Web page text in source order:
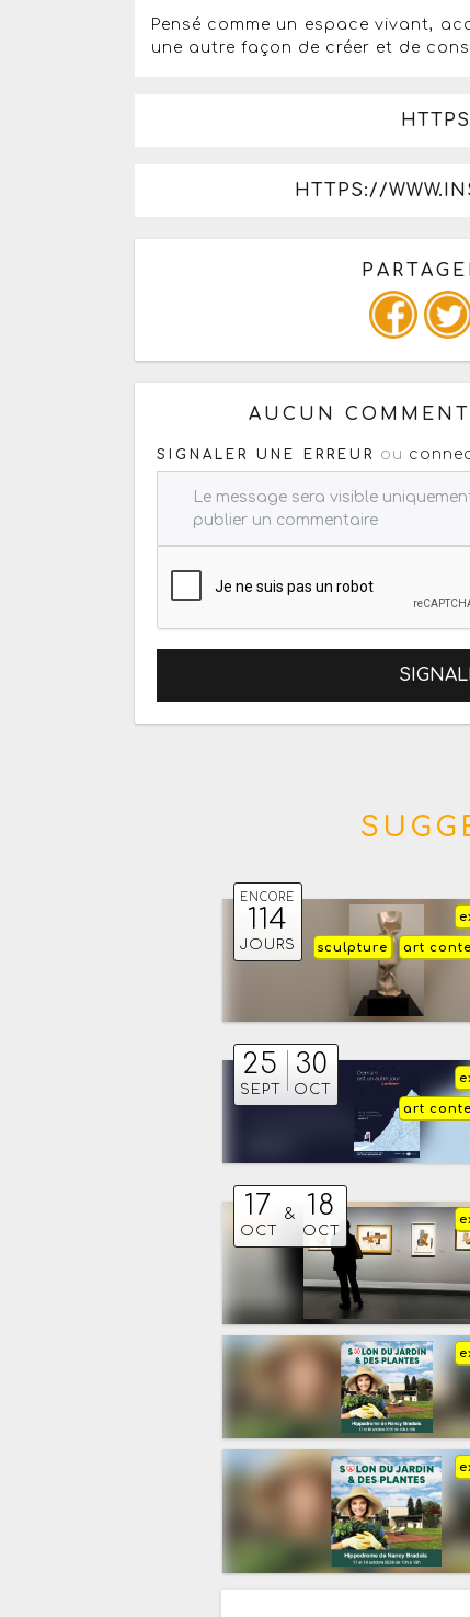
Pensé comme un espace vivant,
une autre façon de créer et de
HTTPS://
Copiez les infos ci-
AUCUN
SIGNALER UNE ERREUR ou
ENCORE
114
JOURS art
sculpture
25
SEPT
30
OCT
art
17
OCT
& 18
OCT